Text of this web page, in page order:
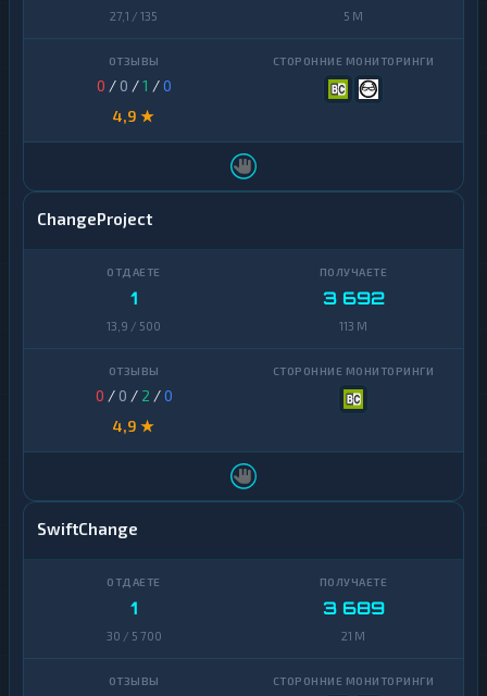
27,1 / 135 5 M
0 / 0 /1 /0
4,9 ★
ChangeProject
1
13,9 / 500
3 692
113 M
0 / 0 / 2 /0
4,9 ★
SwiftChange
1
30 / 5 700
3 689
21 M